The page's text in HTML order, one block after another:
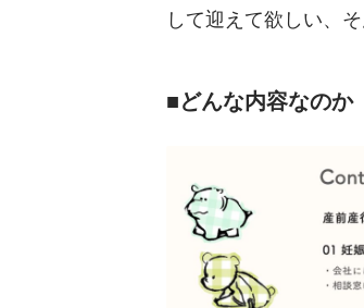
して迎えて欲しい、
■どんな内容なのか